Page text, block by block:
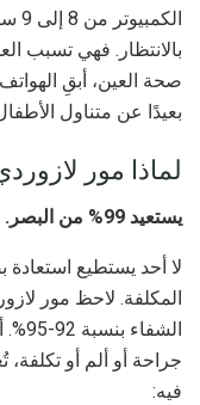
بالانتظار. فهي تسبب
صحة العين، أبقِ
بعيدًا عن متناول
لماذا مور
يستعيد 99% من البصر.
لا أحد يستطيع
جراحة أو ألم أو تكلفة،
فيه: